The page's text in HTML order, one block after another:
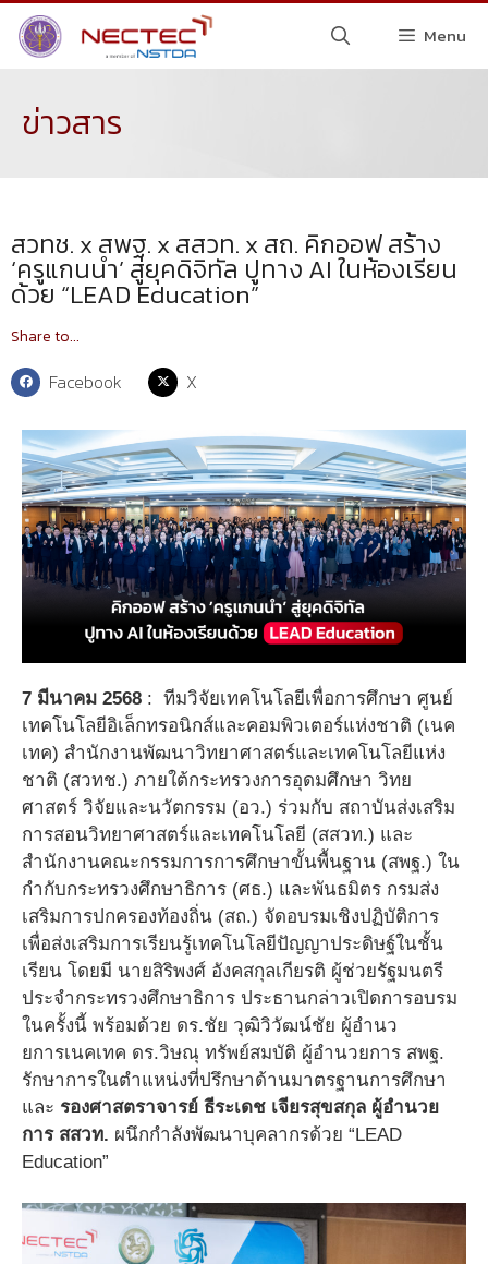
Menu
ข่าวสาร
สวทช. x สพฐ. x สสวท. x สถ. คิกออฟ สร้าง
‘ครูแกนนำ’ สู่ยุคดิจิทัล ปูทาง AI ในห้องเรียน
ด้วย “LEAD Education”
Share to...
Facebook X
7 มีนาคม 2568 : ทีมวิจัยเทคโนโลยีเพื่อการศึกษา ศูนย์
เทคโนโลยีอิเล็กทรอนิกส์และคอมพิวเตอร์แห่งชาติ (เนค
เทค) สำนักงานพัฒนาวิทยาศาสตร์และเทคโนโลยีแห่ง
ชาติ (สวทช.) ภายใต้กระทรวงการอุดมศึกษา วิทย
ศาสตร์ วิจัยและนวัตกรรม (อว.) ร่วมกับ สถาบันส่งเสริม
การสอนวิทยาศาสตร์และเทคโนโลยี (สสวท.) และ
สำนักงานคณะกรรมการการศึกษาขั้นพื้นฐาน (สพฐ.) ใน
กำกับกระทรวงศึกษาธิการ (ศธ.) และพันธมิตร กรมส่ง
เสริมการปกครองท้องถิ่น (สถ.) จัดอบรมเชิงปฏิบัติการ
เพื่อส่งเสริมการเรียนรู้เทคโนโลยีปัญญาประดิษฐ์ในชั้น
เรียน โดยมี นายสิริพงศ์ อังคสกุลเกียรติ ผู้ช่วยรัฐมนตรี
ประจำกระทรวงศึกษาธิการ ประธานกล่าวเปิดการอบรม
ในครั้งนี้ พร้อมด้วย ดร.ชัย วุฒิวิวัฒน์ชัย ผู้อำนว
ยการเนคเทค ดร.วิษณุ ทรัพย์สมบัติ ผู้อำนวยการ สพฐ.
รักษาการในตำแหน่งที่ปรึกษาด้านมาตรฐานการศึกษา
และ รองศาสตราจารย์ ธีระเดช เจียรสุขสกุล ผู้อำนวย
การ สสวท. ผนึกกำลังพัฒนาบุคลากรด้วย “LEAD
Education”